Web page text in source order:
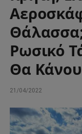
Ρωσικό
Θα
21/04/2022